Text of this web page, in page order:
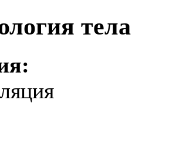
тела